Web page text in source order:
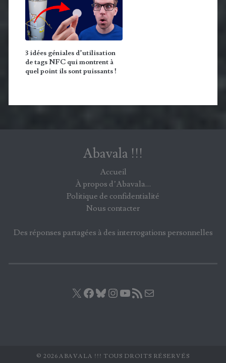
3 idées géniales d’utilisation
de tags NFC qui montrent à
quel point ils sont puissants !
Abavala !!!
Accueil
À propos d’Abavala…
Politique de confidentialité
Nous contacter
Des réponses partagées à des interrogations personnelles
X Facebook
Bluesky
Instagram
YouTube
Flux RSS
© 2026 ABAVALA !!! TOUS DROITS RÉSERVÉS